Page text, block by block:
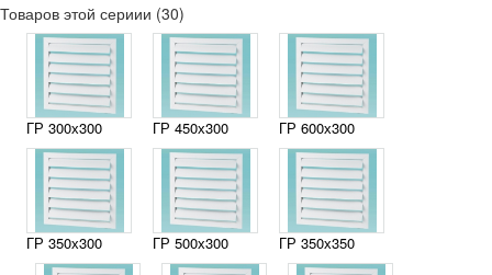
Товаров этой сериии (30)
ГР 300х300
ГР 350х300
ГР 450х300
ГР 500х300
ГР 600х300
ГР 350х350